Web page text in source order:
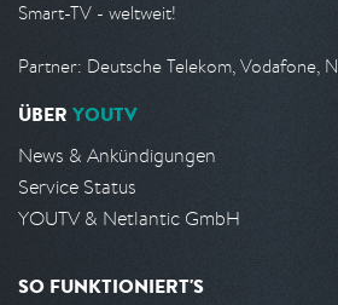
Smart-TV - weltweit!
Partner: Deutsche Telekom, Vodafone,
ÜBER YOUTV
News & Ankündigungen
Service Status
YOUTV & Netlantic GmbH
SO FUNKTIONIERT'S